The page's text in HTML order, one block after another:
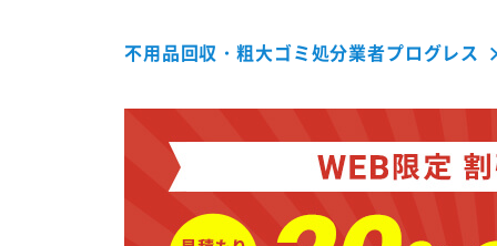
不用品回収・粗大ゴミ処分業者プログレス